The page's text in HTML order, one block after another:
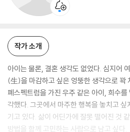
작가 소개
아이는 물론, 결혼 생각도 없었다. 심지어
(生)을 마감하고 싶은 엉뚱한 생각으로 꽉
폐스펙트럼을 가진 우주 같은 아이, 희수
각했다. 그곳에서 마주한 행복을 놓치고
기고 있다. 삶이 어딘가에 잘못 떨어진 것
방법을 함께 고민하는 사람으로 남고 싶다.